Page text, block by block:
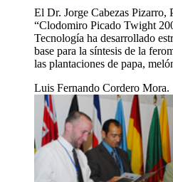
El Dr. Jorge Cabezas Pizarro,
“Clodomiro Picado Twight
Tecnología ha desarrollado
base para la síntesis de la
las plantaciones de papa,
Luis Fernando Cordero Mora.